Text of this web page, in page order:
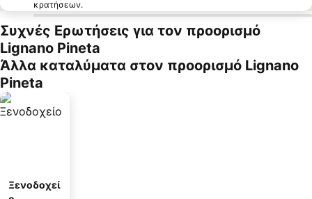
κρατήσεων.
Συχνές Ερωτήσεις για τον προορισμό
Lignano Pineta
Άλλα καταλύματα στον προορισμό Lignano
Pineta
Ξενοδοχεί